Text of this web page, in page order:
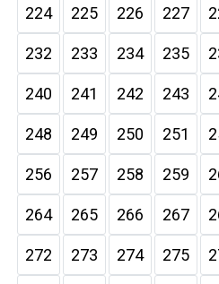
224 225 226 227
232 233 234 235
240 241 242 243
248 249 250 251
256 257 258 259
264 265 266 267
272 273 274 275